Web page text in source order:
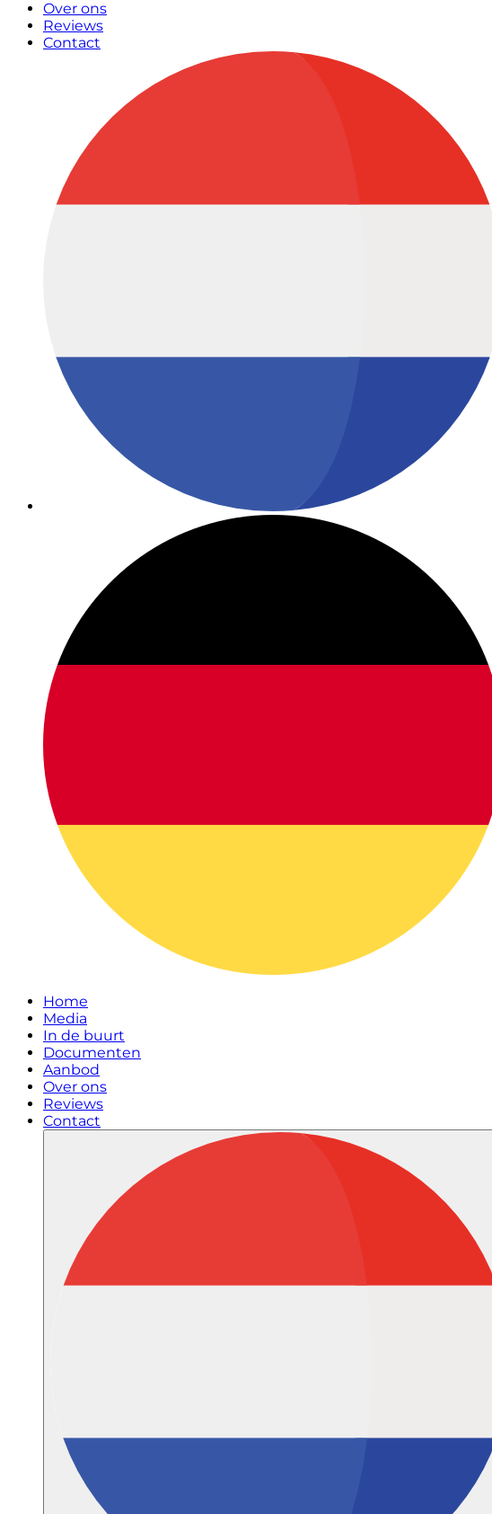
Over ons
Reviews
Contact
Home
Media
In de buurt
Documenten
Aanbod
Over ons
Reviews
Contact